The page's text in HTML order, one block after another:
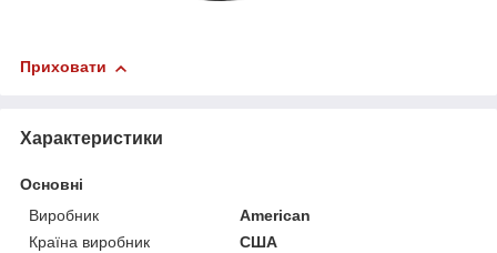
Приховати
Характеристики
Основні
Виробник
American
Країна виробник
США